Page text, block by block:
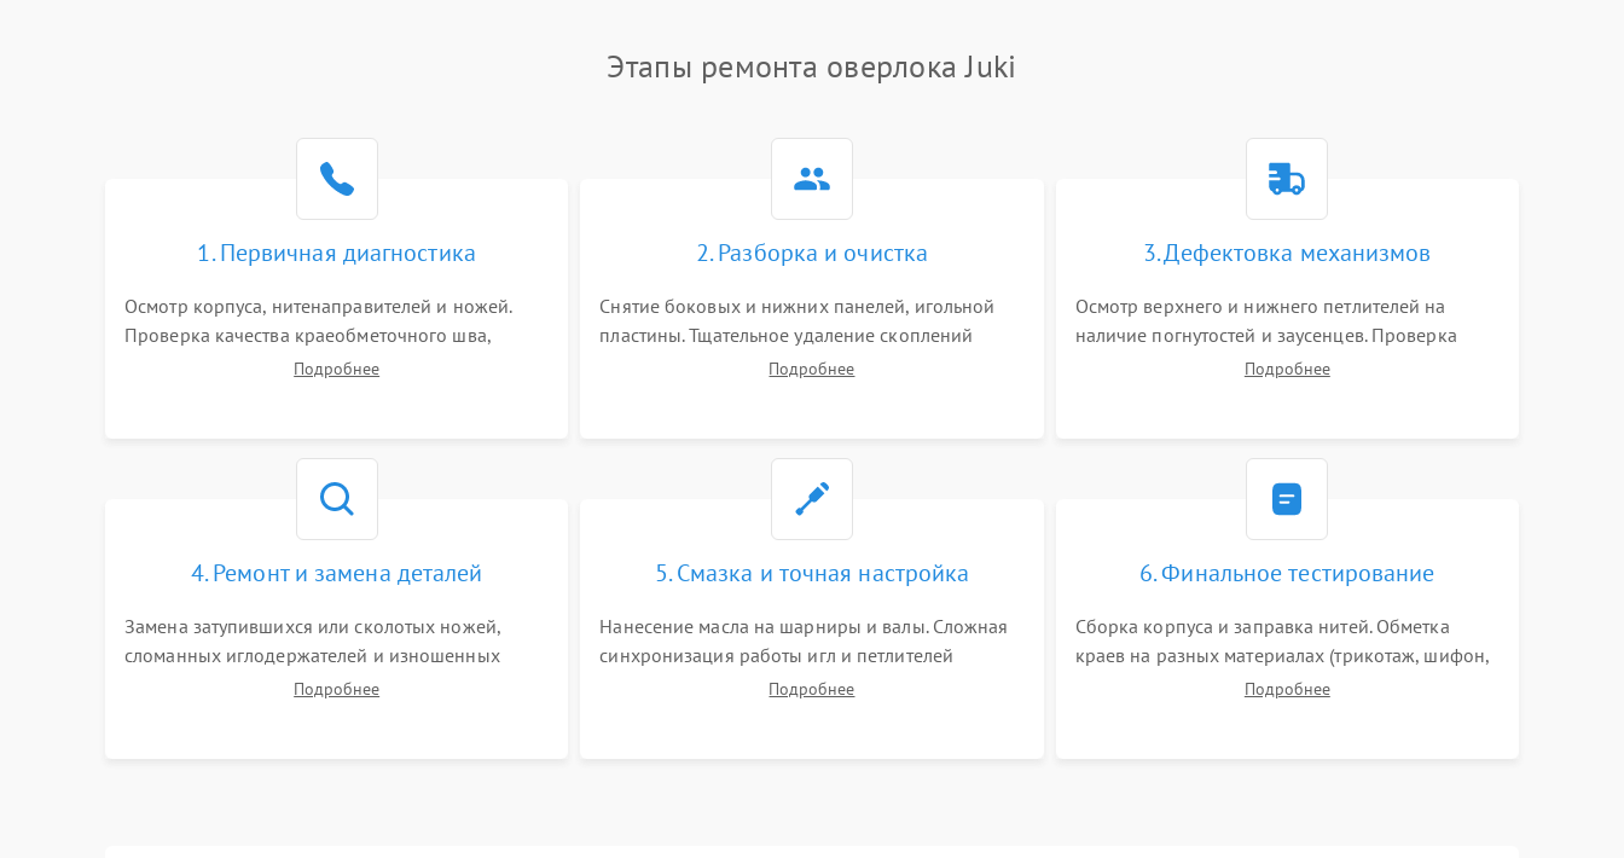
Этапы ремонта оверлока Juki
1. Первичная диагностика
Осмотр корпуса, нитенаправителей и ножей.
Проверка качества краеобметочного шва,
натяжения нитей и работы педали. Выявление
Подробнее
2. Разборка и очистка
Снятие боковых и нижних панелей, игольной
пластины. Тщательное удаление скоплений
тканевой пыли, обрезков и очесов из зоны
Подробнее
3. Дефектовка механизмов
Осмотр верхнего и нижнего петлителей на
наличие погнутостей и заусенцев. Проверка
остроты режущих кромок ножей, состояния
Подробнее
4. Ремонт и замена деталей
Замена затупившихся или сколотых ножей,
сломанных иглодержателей и изношенных
зубчатых ремней. Установка новых петлителей
Подробнее
5. Смазка и точная настройка
Нанесение масла на шарниры и валы. Сложная
синхронизация работы игл и петлителей
(выставление зазоров до сотых долей
Подробнее
6. Финальное тестирование
Сборка корпуса и заправка нитей. Обметка
краев на разных материалах (трикотаж, шифон,
плотные ткани). Проверка ровности среза,
Подробнее